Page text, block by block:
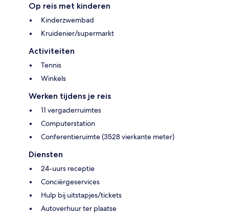
Op reis met kinderen
Kinderzwembad
Kruidenier/supermarkt
Activiteiten
Tennis
Winkels
Werken tijdens je reis
11 vergaderruimtes
Computerstation
Conferentieruimte (3528 vierkante meter)
Diensten
24-uurs receptie
Conciërgeservices
Hulp bij uitstapjes/tickets
Autoverhuur ter plaatse